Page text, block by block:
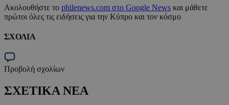
Ακολουθήστε το philenews.com στο Google News και μάθετε
πρώτοι όλες τις ειδήσεις για την Κύπρο και τον κόσμο
ΣΧΟΛΙΑ
Προβολή σχολίων
ΣΧΕΤΙΚΑ ΝΕΑ